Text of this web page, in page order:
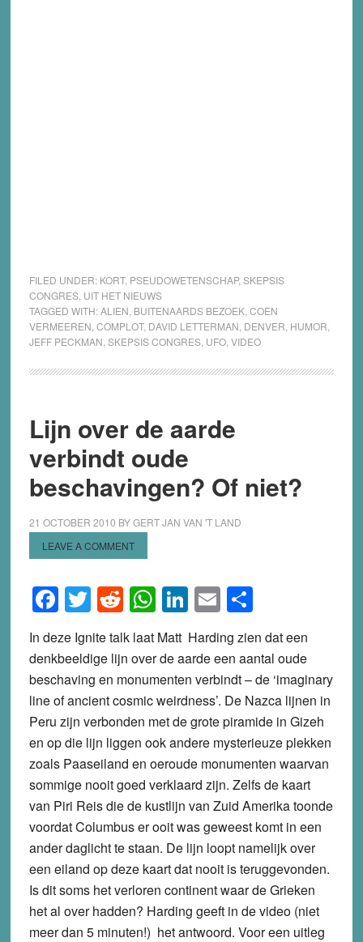
FILED UNDER: KORT, PSEUDOWETENSCHAP, SKEPSIS
CONGRES, UIT HET NIEUWS
TAGGED WITH:ALIEN BUITENAARDS BEZOEK, COEN
VERMEEREN COMPLOT, DAVID LETTERMAN DENVER HUMOR
JEFF PECKMAN SKEPSIS CONGRES, UFO, VIDEO
Lijn over de aarde
verbindt oude
beschavingen? Of niet?
21 OCTOBER 2010 BYGERT JAN VAN 'T LAND
LEAVE A COMMENT
Facebook
Twitter
Reddit
WhatsApp
LinkedIn
EmailShare
In deze Ignite talk laat Matt Harding zien dat een
denkbeeldige lijn over de aarde een aantal oude
beschaving en monumenten verbindt – de ‘imaginary
line of ancient cosmic weirdness’. De Nazca lijnen in
Peru zijn verbonden met de grote piramide in Gizeh
en op die lijn liggen ook andere mysterieuze plekken
zoals Paaseiland en oeroude monumenten waarvan
sommige nooit goed verklaard zijn. Zelfs de kaart
van Piri Reis die de kustlijn van Zuid Amerika toonde
voordat Columbus er ooit was geweest komt in een
ander daglicht te staan. De lijn loopt namelijk over
een eiland op deze kaart dat nooit is teruggevonden.
Is dit soms het verloren continent waar de Grieken
het al over hadden? Harding geeft in de video (niet
meer dan 5 minuten!) het antwoord. Voor een uitleg